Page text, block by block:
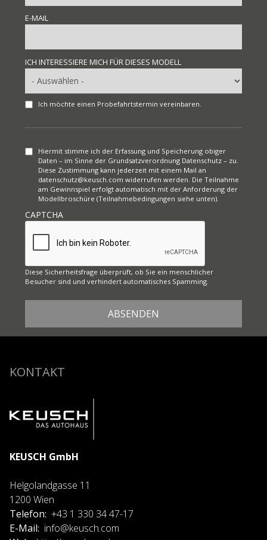
E-MAIL
ICH INTERESSIERE MICH FÜR DIESES MODELL
Ich möchte einen Probefahrtstermin vereinbaren.
Hiermit stimme ich der Erfassung und Speicherung obiger
Daten – im Sinne der Grundsatzverordnung Datenschutz – zu.
Diese Zustimmung kann jederzeit mit einem Mail an
datenschutz@keusch.com widerrufen werden. Die Teilnahme
am Gewinnspiel erfolgt automatisch mit der Anforderung der
Modellbroschüre (Teilnahmebedingungen siehe unten).
CAPTCHA
Diese Sicherheitsfrage überprüft, ob Sie ein menschlicher
Besucher sind und verhindert automatisches Spamming.
KONTAKT
KEUSCH GmbH
Helgolandgasse 11
1200 Wien
Telefon +43 1 330 34 47-17
E-Mail info@keusch.com